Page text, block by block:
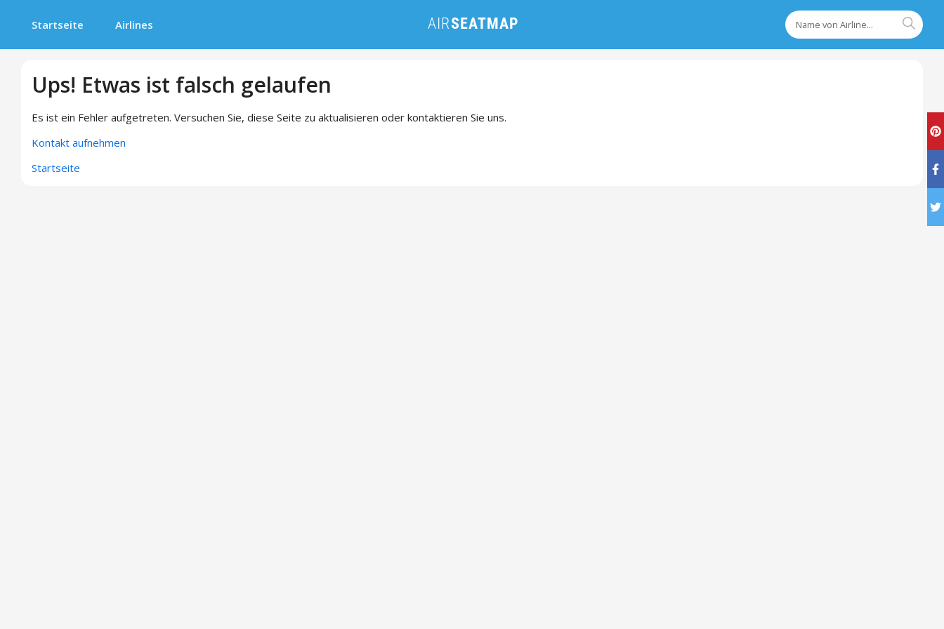
Startseite Airlines
Ups! Etwas ist falsch gelaufen
Es ist ein Fehler aufgetreten. Versuchen Sie, diese Seite zu aktualisieren oder kontaktieren Sie uns.
Kontakt aufnehmen
Startseite